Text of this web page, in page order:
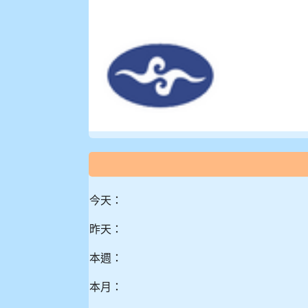
今天：
昨天：
本週：
本月：